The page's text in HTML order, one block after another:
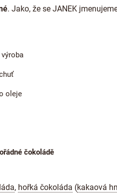
. Jako, že se JANEK
oleje
čokoládě
, hořká čokoláda (kakaová